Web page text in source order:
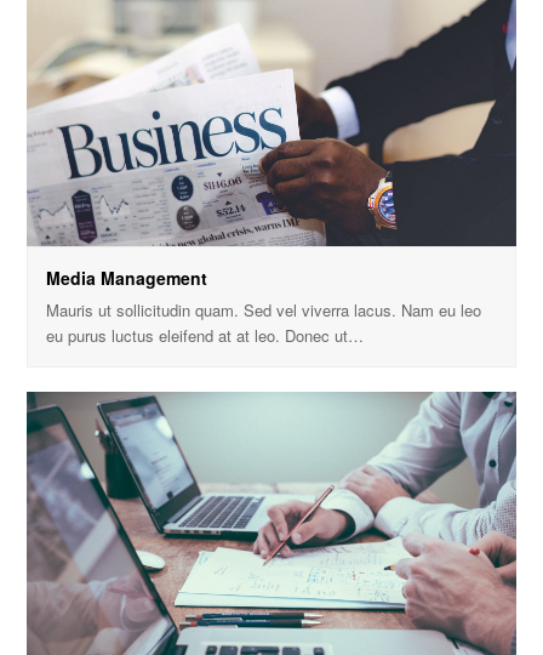
Media Management
Mauris ut sollicitudin quam. Sed vel viverra lacus. Nam eu leo
eu purus luctus eleifend at at leo. Donec ut…